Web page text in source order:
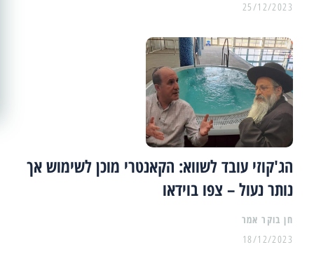
25/12/2023
הג'קוזי עובד לשווא: הקאנטרי מוכן לשימוש אך
נותר נעול – צפו בוידאו
18/12/2023